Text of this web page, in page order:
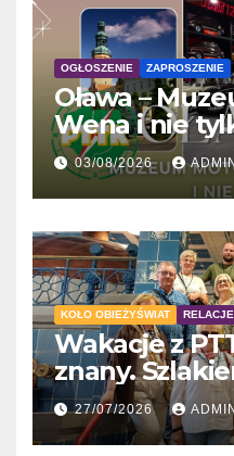
OGŁOSZENIE ZAPROSZENIE
Oława –
Wena i nie
'Wakacji z
03/08/2026
KOŁO OBIEŻYŚWIAT RELACJE
Wakacje z
znany.
Gaudiego”
27/07/2026